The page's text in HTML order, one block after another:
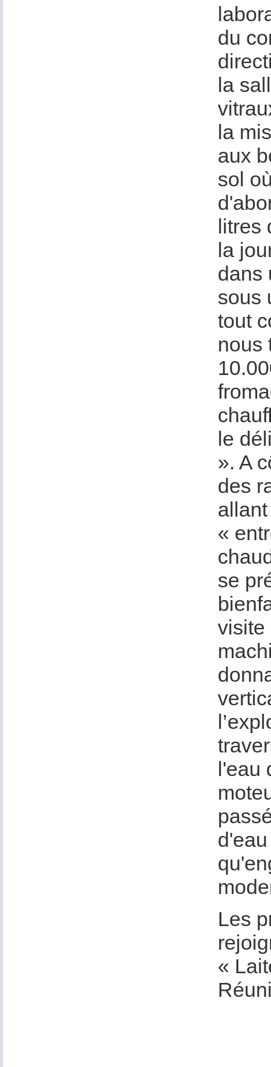
du
la
la
aux
sol
litres
la
dans
sous
tout
nous
le
». A
des
«
se
visite
l'eau
Les
«